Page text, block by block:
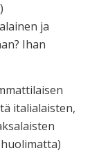
ja
Ihan
italialaisten,